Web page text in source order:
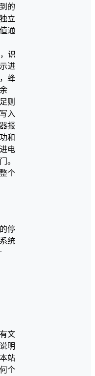
的
立
通
识
进
蜂
则
入
报
和
电
。
个
文
明
站
个